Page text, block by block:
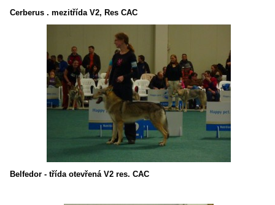
Cerberus . mezitřída V2, Res CAC
Belfedor - třída otevřená V2 res. CAC